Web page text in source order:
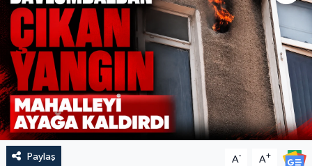
Paylaş A- A+